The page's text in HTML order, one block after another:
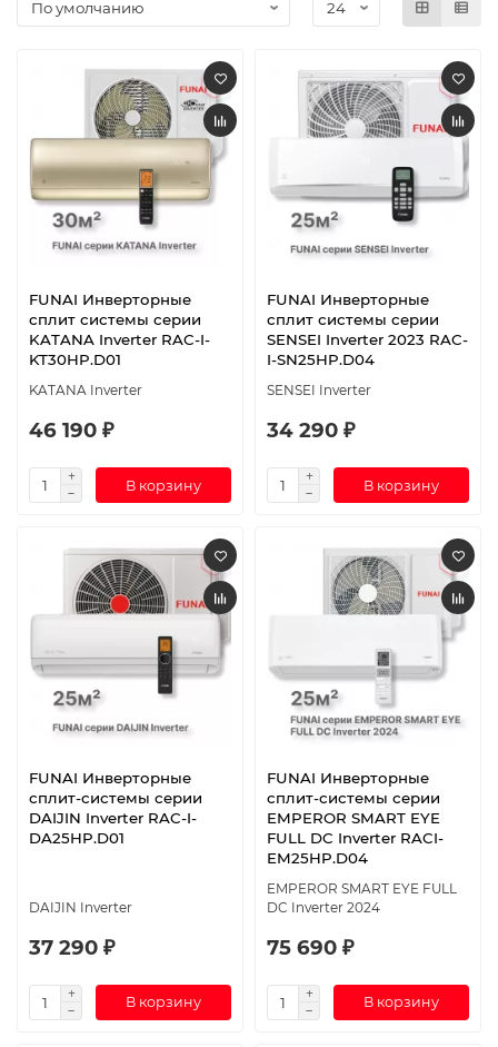
FUNAI Инверторные
сплит системы серии
KATANA Inverter RAC-I-
KT30HP.D01
KATANA Inverter
46 190 ₽
В корзину
FUNAI Инверторные
сплит системы серии
SENSEI Inverter 2023 RAC-
I-SN25HP.D04
SENSEI Inverter
34 290 ₽
В корзину
FUNAI Инверторные
сплит-системы серии
DAIJIN Inverter RAC-I-
DA25HP.D01
DAIJIN Inverter
37 290 ₽
В корзину
FUNAI Инверторные
сплит-системы серии
EMPEROR SMART EYE
FULL DC Inverter RACI-
EM25HP.D04
EMPEROR SMART EYE FULL
DC Inverter 2024
75 690 ₽
В корзину